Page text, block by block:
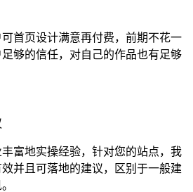
首页设计满意再付费，前期不花一
够的信任，对自己的作品也有足够
富地实操经验，针对您的站点，我
并且可落地的建议，区别于一般建